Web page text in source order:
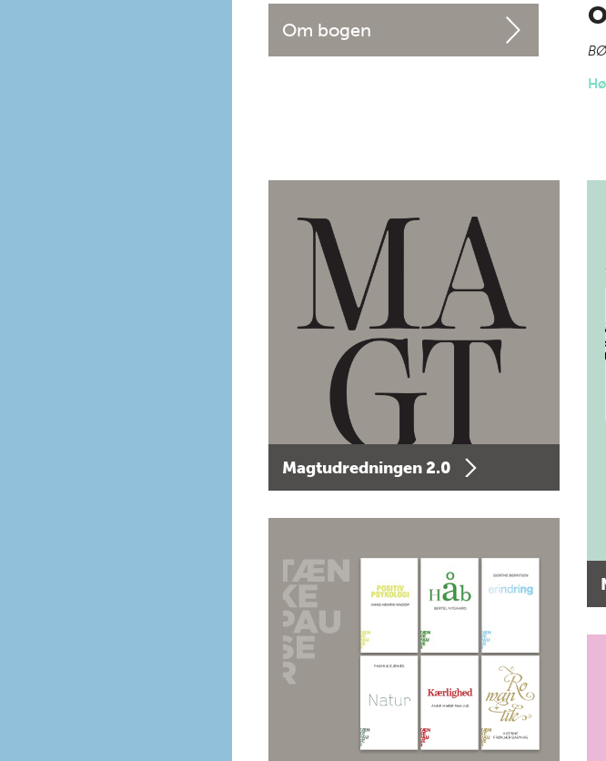
Om bogen
Magtudredningen 2.0